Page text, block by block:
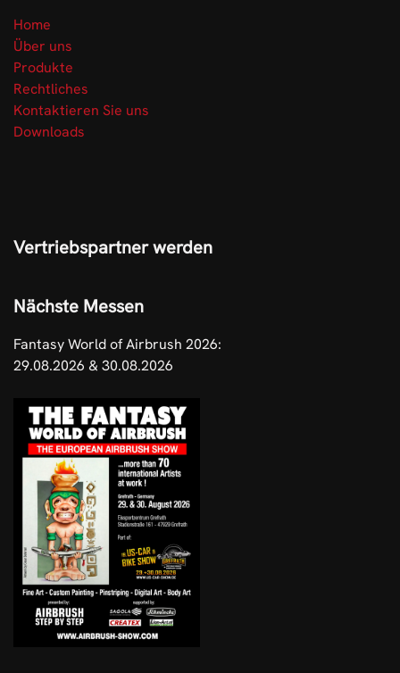
Home
Über uns
Produkte
Rechtliches
Kontaktieren Sie uns
Downloads
Vertriebspartner werden
Nächste Messen
Fantasy World of Airbrush 2026:
29.08.2026 & 30.08.2026